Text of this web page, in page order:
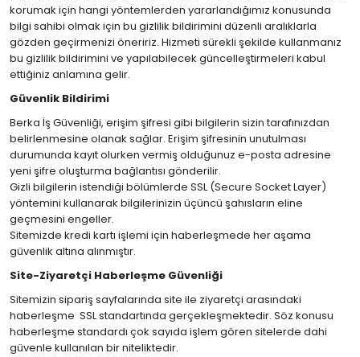
korumak için hangi yöntemlerden yararlandığımız konusunda
bilgi sahibi olmak için bu gizlilik bildirimini düzenli aralıklarla
gözden geçirmenizi öneririz. Hizmeti sürekli şekilde kullanmanız
bu gizlilik bildirimini ve yapılabilecek güncelleştirmeleri kabul
ettiğiniz anlamına gelir.
Güvenlik Bildirimi
Berka İş Güvenliği, erişim şifresi gibi bilgilerin sizin tarafınızdan
belirlenmesine olanak sağlar. Erişim şifresinin unutulması
durumunda kayıt olurken vermiş olduğunuz e-posta adresine
yeni şifre oluşturma bağlantısı gönderilir.
Gizli bilgilerin istendiği bölümlerde SSL (Secure Socket Layer)
yöntemini kullanarak bilgilerinizin üçüncü şahısların eline
geçmesini engeller.
Sitemizde kredi kartı işlemi için haberleşmede her aşama
güvenlik altına alınmıştır.
Site-Ziyaretçi Haberleşme Güvenliği
Sitemizin sipariş sayfalarında site ile ziyaretçi arasındaki
haberleşme SSL standartında gerçekleşmektedir. Söz konusu
haberleşme standardı çok sayıda işlem gören sitelerde dahi
güvenle kullanılan bir niteliktedir.